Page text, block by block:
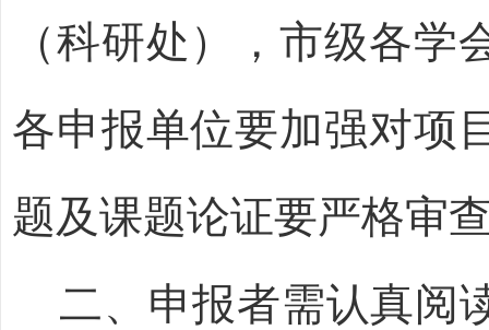
（科研处），市级各学
各申报单位要加强对项
题及课题论证要严格审
二、申报者需认真阅